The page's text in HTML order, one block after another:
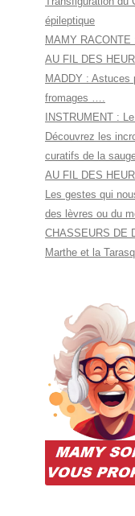
épileptique
MAMY
AU FIL DES
MADDY : Astuces
fromages ….
INSTRUMENT :
Découvrez les
curatifs de la
AU FIL DES
Les gestes qui
des lèvres ou du
CHASSEURS DE
Marthe et la